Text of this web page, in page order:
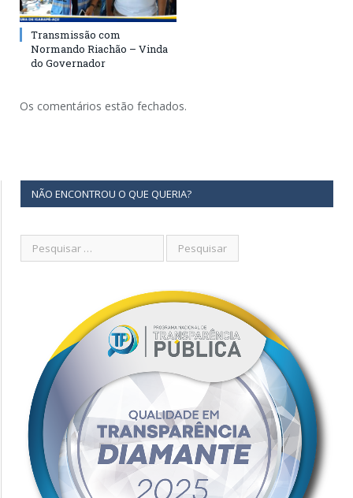
Transmissão com
Normando Riachão – Vinda
do Governador
Os comentários estão fechados.
NÃO ENCONTROU O QUE QUERIA?